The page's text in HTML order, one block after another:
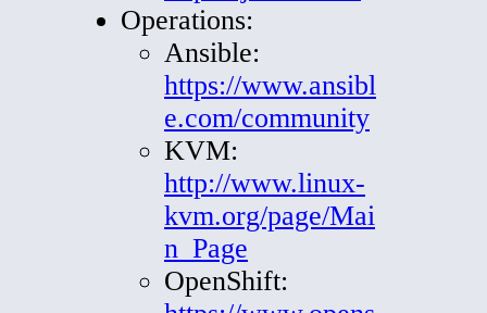
Operations:
Ansible:
https://www.ansibl
e.com/community
KVM:
http://www.linux-
kvm.org/page/Mai
n_Page
OpenShift: